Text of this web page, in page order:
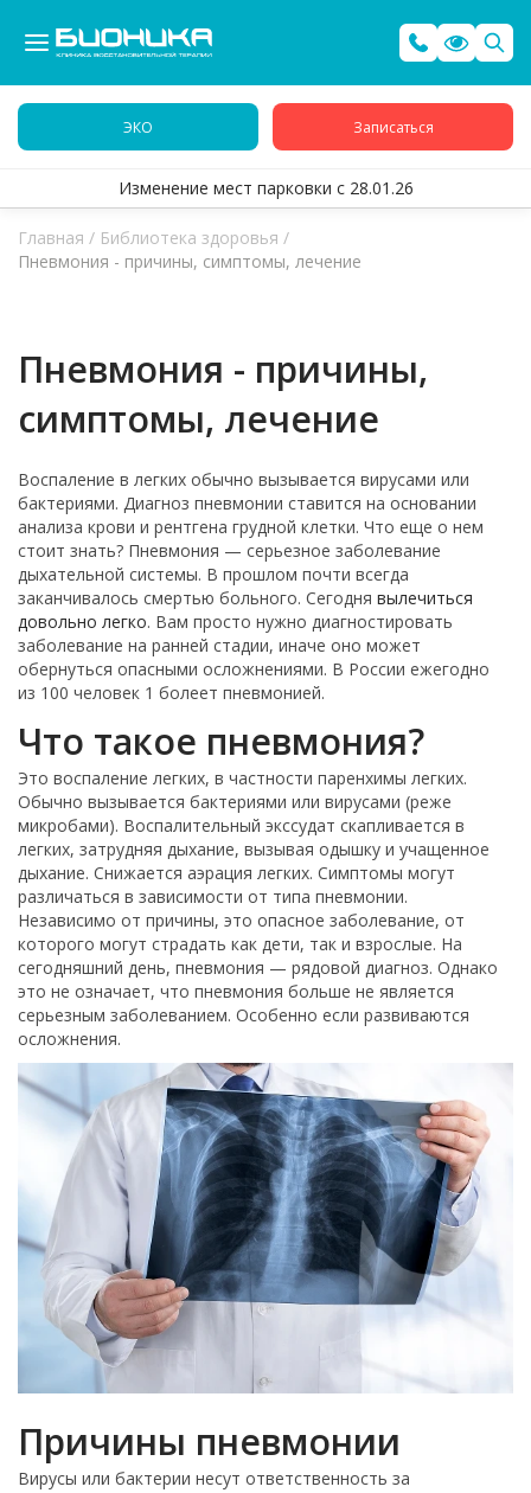
ЭКО Записаться
Изменение мест парковки с 28.01.26
Главная / Библиотека здоровья /
Пневмония - причины, симптомы, лечение
Пневмония - причины,
симптомы, лечение
Воспаление в легких обычно вызывается вирусами или
бактериями. Диагноз пневмонии ставится на основании
анализа крови и рентгена грудной клетки. Что еще о нем
стоит знать? Пневмония — серьезное заболевание
дыхательной системы. В прошлом почти всегда
заканчивалось смертью больного. Сегодня вылечиться
довольно легко. Вам просто нужно диагностировать
заболевание на ранней стадии, иначе оно может
обернуться опасными осложнениями. В России ежегодно
из 100 человек 1 болеет пневмонией.
Что такое пневмония?
Это воспаление легких, в частности паренхимы легких.
Обычно вызывается бактериями или вирусами (реже
микробами). Воспалительный экссудат скапливается в
легких, затрудняя дыхание, вызывая одышку и учащенное
дыхание. Снижается аэрация легких. Симптомы могут
различаться в зависимости от типа пневмонии.
Независимо от причины, это опасное заболевание, от
которого могут страдать как дети, так и взрослые. На
сегодняшний день, пневмония — рядовой диагноз. Однако
это не означает, что пневмония больше не является
серьезным заболеванием. Особенно если развиваются
осложнения.
Причины пневмонии
Вирусы или бактерии несут ответственность за